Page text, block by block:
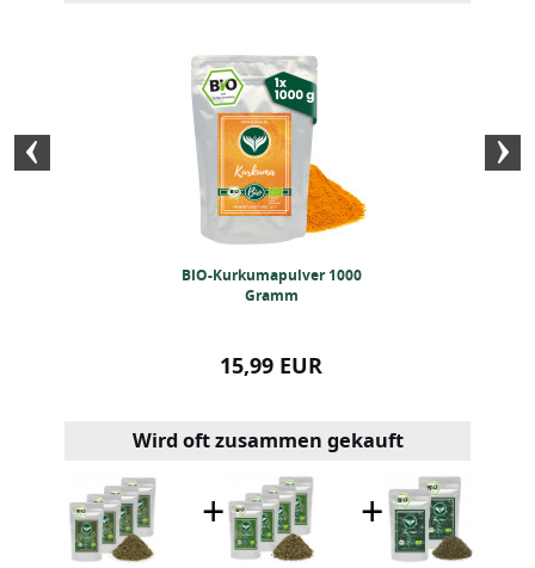
BIO-Kurkumapulver 1000
Gramm
15,99 EUR
Wird oft zusammen gekauft
+ +